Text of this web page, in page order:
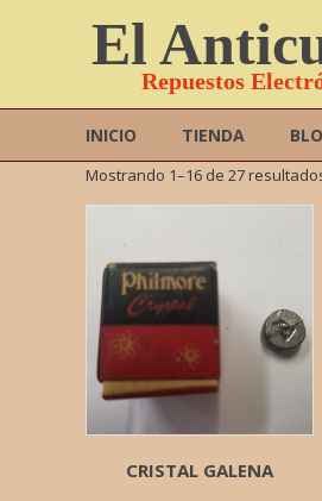
El
Repuestos
INICIO TIENDA
Mostrando 1–16 de 27
CRISTAL GALENA